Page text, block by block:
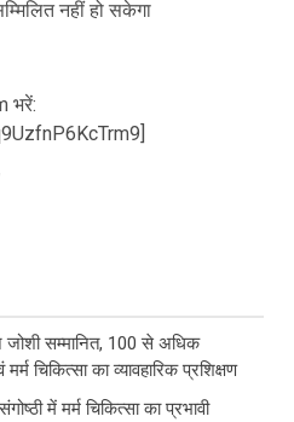
नहीं हो सकेगा
भरें:
जोशी सम्मानित, 100 से अधिक
चिकित्सा का व्यावहारिक प्रशिक्षण
में मर्म चिकित्सा का प्रभावी